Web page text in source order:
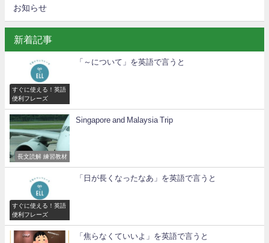
お知らせ
新着記事
すぐに使える！英語
便利フレーズ
「～について」を英語で言うと
長文読解 練習教材
Singapore and Malaysia Trip
すぐに使える！英語
便利フレーズ
「日が長くなったなあ」を英語で言うと
「焦らなくていいよ」を英語で言うと